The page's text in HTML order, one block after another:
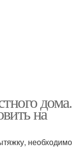
дома.
на
необходимо